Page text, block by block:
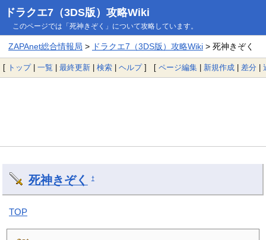
ドラクエ7（3DS版）攻略Wiki
このページでは「死神きぞく」について攻略しています。
ZAPAnet総合情報局 > ドラクエ7（3DS版）攻略Wiki> 死神きぞく
[ トップ| 一覧 | 最終更新 | 検索 | ヘルプ] [ ページ編集 | 新規作成 | 差分 |
死神きぞく †
TOP